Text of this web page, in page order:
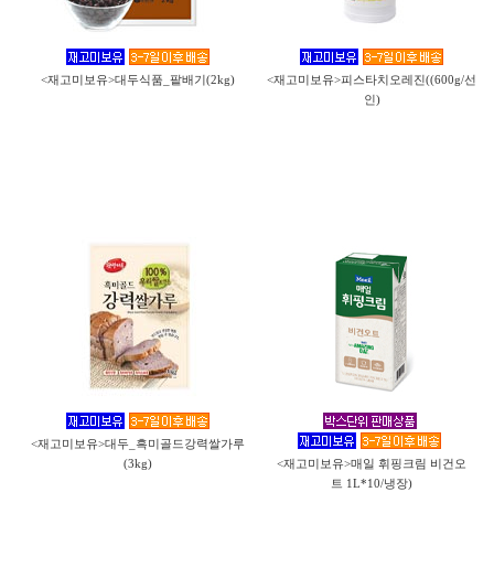
<재고미보유>대두식품_팥배기(2kg)
<재고미보유>피스타치오레진((600g/선
인)
<재고미보유>대두_흑미골드강력쌀가루
(3kg)
<재고미보유>매일 휘핑크림 비건오
트 1L*10/냉장)